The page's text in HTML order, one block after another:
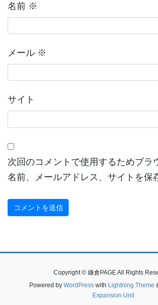
名前 ※
メール ※
サイト
次回のコメントで使用するためブラ
名前、メールアドレス、サイトを保
Copyright © 鎌倉PAGE All Rights
Powered by WordPresswith Lightning Theme
Expansion Unit